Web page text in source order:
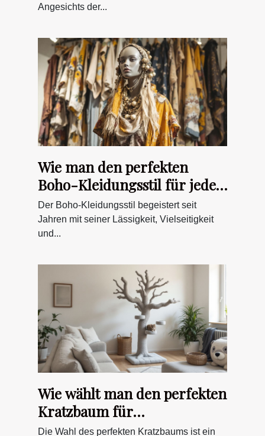
Angesichts der...
Wie man den perfekten
Boho-Kleidungsstil für jede
Figur findet
Der Boho-Kleidungsstil begeistert seit
Jahren mit seiner Lässigkeit, Vielseitigkeit
und...
Wie wählt man den perfekten
Kratzbaum für
unterschiedliche
Die Wahl des perfekten Kratzbaums ist ein